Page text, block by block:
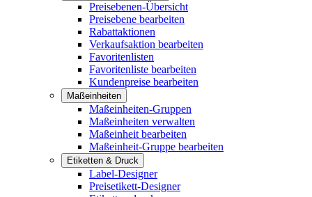
Preisebenen-Übersicht
Preisebene bearbeiten
Rabattaktionen
Verkaufsaktion bearbeiten
Favoritenlisten
Favoritenliste bearbeiten
Kundenpreise bearbeiten
Maßeinheiten
Maßeinheiten-Gruppen
Maßeinheiten verwalten
Maßeinheit bearbeiten
Maßeinheit-Gruppe bearbeiten
Etiketten & Druck
Label-Designer
Preisetikett-Designer